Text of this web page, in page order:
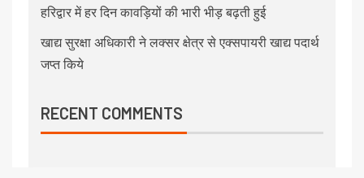
हरिद्वार में हर दिन कावड़ियों की भारी भीड़ बढ़ती हुई
खाद्य सुरक्षा अधिकारी ने लक्सर क्षेत्र से एक्सपायरी खाद्य पदार्थ
जप्त किये
RECENT COMMENTS